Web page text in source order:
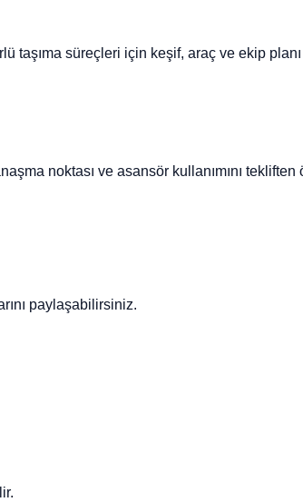
taşıma süreçleri için keşif, araç ve ekip
noktası ve asansör kullanımını tekliften
paylaşabilirsiniz.